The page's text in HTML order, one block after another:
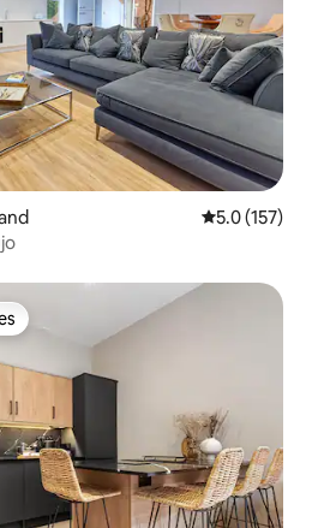
Calificación
5.0 (157)